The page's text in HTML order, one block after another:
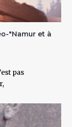
"Namur et à
pas